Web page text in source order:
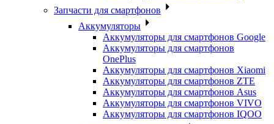
Запчасти для смартфонов
Аккумуляторы
Аккумуляторы для смартфонов Google
Аккумуляторы для смартфонов
OnePlus
Аккумуляторы для смартфонов Xiaomi
Аккумуляторы для смартфонов ZTE
Аккумуляторы для cмартфонов Asus
Аккумуляторы для смартфонов VIVO
Аккумуляторы для смартфонов IQOO